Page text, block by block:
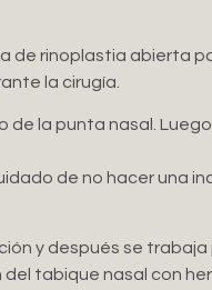
de rinoplastia abierta
la cirugía.
la punta nasal.
de no hacer una
y después se trabaja
tabique nasal con